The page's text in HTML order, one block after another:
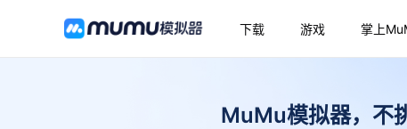
下载 游戏 掌上
MuMu模拟器，不